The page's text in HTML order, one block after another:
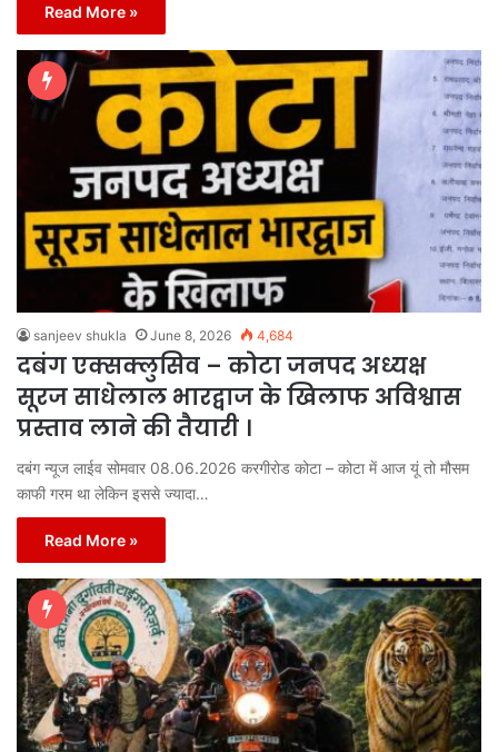
Read More »
sanjeev shukla June 8, 2026 4,684
दबंग एक्सक्लुसिव – कोटा जनपद अध्यक्ष
सूरज साधेलाल भारद्वाज के खिलाफ अविश्वास
प्रस्ताव लाने की तैयारी ।
दबंग न्यूज लाईव सोमवार 08.06.2026 करगीरोड कोटा – कोटा में आज यूं तो मौसम
काफी गरम था लेकिन इससे ज्यादा…
Read More »